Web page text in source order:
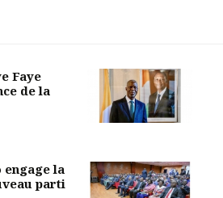
Faye
de la
engage la
parti